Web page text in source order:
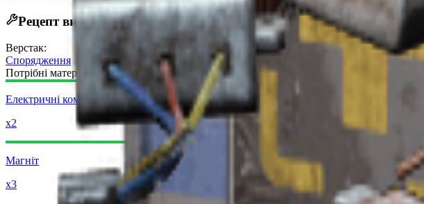
Рецепт виготовлення
Верстак:
Спорядження
Потрібні матеріали:
Електричні компоненти
x2
Магніт
x3